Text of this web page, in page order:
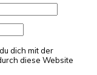
dich mit der
diese Website